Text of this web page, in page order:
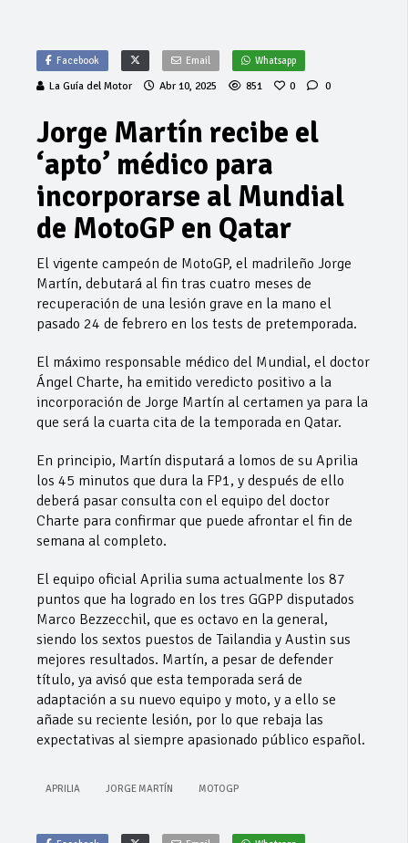
Facebook Email Whatsapp
La Guía del Motor Abr 10, 2025 851 0 0
Jorge Martín recibe el
‘apto’ médico para
incorporarse al Mundial
de MotoGP en Qatar
El vigente campeón de MotoGP, el madrileño Jorge
Martín, debutará al fin tras cuatro meses de
recuperación de una lesión grave en la mano el
pasado 24 de febrero en los tests de pretemporada.
El máximo responsable médico del Mundial, el doctor
Ángel Charte, ha emitido veredicto positivo a la
incorporación de Jorge Martín al certamen ya para la
que será la cuarta cita de la temporada en Qatar.
En principio, Martín disputará a lomos de su Aprilia
los 45 minutos que dura la FP1, y después de ello
deberá pasar consulta con el equipo del doctor
Charte para confirmar que puede afrontar el fin de
semana al completo.
El equipo oficial Aprilia suma actualmente los 87
puntos que ha logrado en los tres GGPP disputados
Marco Bezzecchil, que es octavo en la general,
siendo los sextos puestos de Tailandia y Austin sus
mejores resultados. Martín, a pesar de defender
título, ya avisó que esta temporada será de
adaptación a su nuevo equipo y moto, y a ello se
añade su reciente lesión, por lo que rebaja las
expectativas al siempre apasionado público español.
APRILIA JORGE MARTÍN MOTOGP